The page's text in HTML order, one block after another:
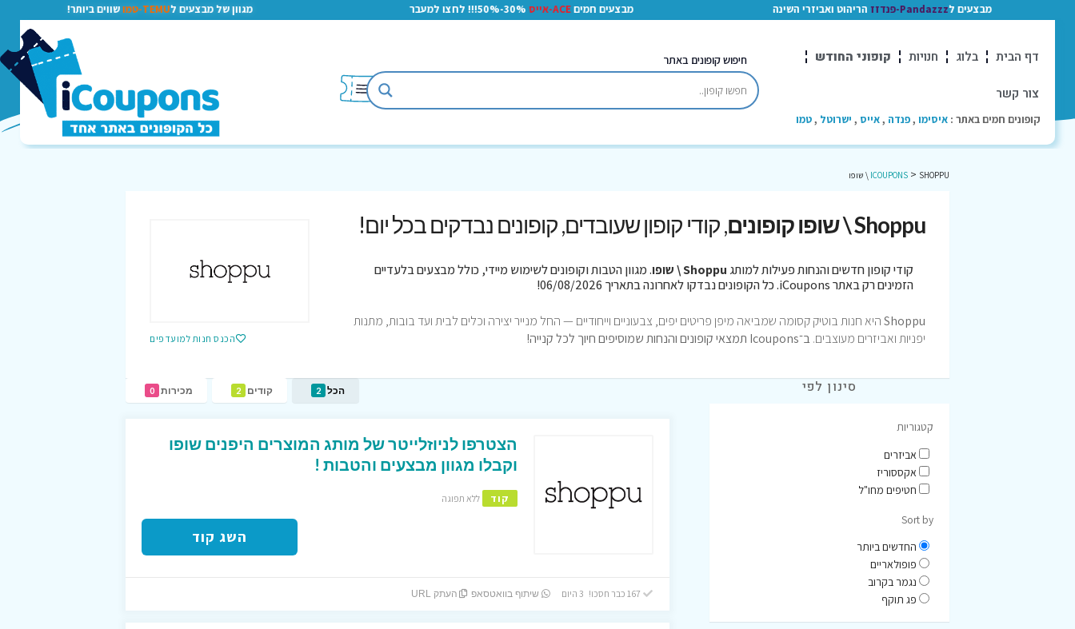
מבצעים לPandazzz-פנדזז הריהוט ואביזרי השינה מבצעים חמיםACE-אייס 30%-50%!!! לחצו למעבר מגוון של מבצעים לTEMU-טמו שווים ביותר!
דף הבית בלוג חנויות קופוני החודש
צור קשר
קופונים חמים באתר : איסימו ,פנדה ,אייס , ישרוטל ,טמו
חיפוש קופונים באתר
ICOUPONS > SHOPPU \ שופו
הכנס חנות למועדפים
Shoppu \ שופו קופונים , קודי קופון שעובדים, קופונים נבדקים בכל יום!
קודי קופון חדשים והנחות פעילות למותגShoppu \ שופו
. מגוון הטבות וקופונים לשימוש מיידי, כולל מבצעים בלעדיים
הזמינים רק באתר iCoupons. כל הקופונים נבדקו לאחרונה בתאריך 06/08/2026!
Shoppuהיא חנות בוטיק קסומה שמביאה מיפן פריטים יפים, צבעוניים וייחודיים — החל מנייר יצירה וכלים לבית ועד בובות, מתנות
יפניות ואביזרים מעוצבים.ב־Icoupons תמצאי קופונים והנחות שמוסיפים חיוך לכל קנייה!
הכל 2 קודים 2 מכירות 0
הצטרפו לניוזלייטר של מותג המוצרים היפנים שופו
וקבלו מגוון מבצעים והטבות !
קוד ללא תפוגה
השג קוד
שיתוף בוואטסאפ העתק URL
סינון לפי
קטגוריות
אביזרים
אקססוריז
חטיפים מחו"ל
Sort by
החדשים ביותר
פופולאריים
נגמר בקרוב
פג תוקף